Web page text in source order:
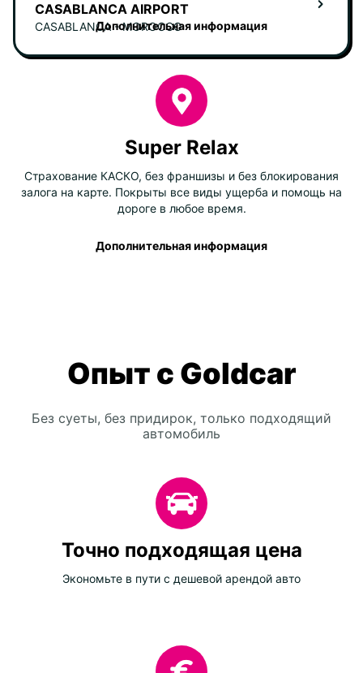
CASABLANCA AIRPORT
CASABLANCA - MOROCCO
Дополнительная информация
Super Relax
Страхование КАСКО, без франшизы и без блокирования
залога на карте. Покрыты все виды ущерба и помощь на
дороге в любое время.
Дополнительная информация
Опыт с Goldcar
Без суеты, без придирок, только подходящий
автомобиль
Точно подходящая цена
Экономьте в пути с дешевой арендой авто